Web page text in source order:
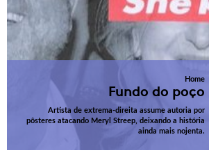
Home
Fundo do poço
Artista de extrema-direita assume autoria por
pôsteres atacando Meryl Streep, deixando a história
ainda mais nojenta.